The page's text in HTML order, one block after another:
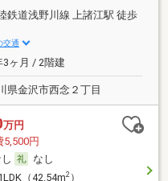
鉄道浅野川線 上諸江駅 徒歩
交通
3ヶ月 / 2階建
県金沢市西念２丁目
万円
5,500円
なし
（42.54m2）